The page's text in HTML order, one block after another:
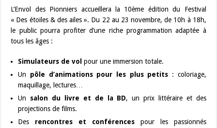
L’Envol des Pionniers accueillera la 10ème édition du Festival
« Des étoiles & des ailes ». Du 22 au 23 novembre, de 10h à 18h,
le public pourra profiter d’une riche programmation adaptée à
tous les âges :
Simulateurs de vol pour une immersion totale.
Un pôle d’animations pour les plus petits : coloriage,
maquillage, lectures…
Un salon du livre et de la BD, un prix littéraire et des
projections de films.
Des rencontres et conférences pour les passionnés